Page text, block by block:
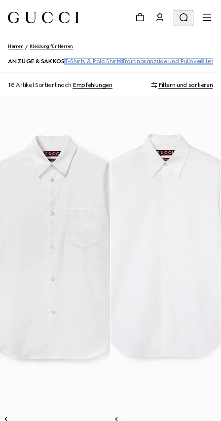
Herren Kleidung für Herren
ANZÜGE & SAKKOS T-Shirts & Polo Shirts Trainingsanzüge und Pullover
18 Artikel Sortiert nach Empfehlungen Filtern und sortieren